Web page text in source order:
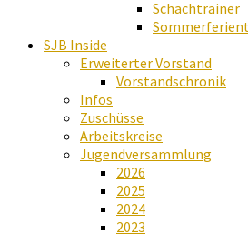
Schachtrainer
SJB Inside
Erweiterter Vorstand
Vorstandschronik
Infos
Zuschüsse
Arbeitskreise
Jugendversammlung
2026
2025
2024
2023